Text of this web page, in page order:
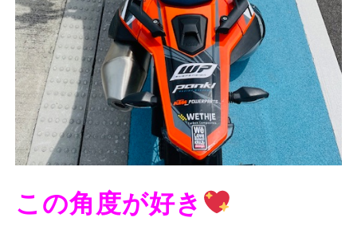
この角度が好き